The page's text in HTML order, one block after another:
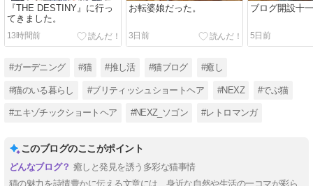
『THE DESTINY』に行っ
てきました。
13時間前
お転婆娘だった。
3日前
ブログ開設十
5日前
#ガーデニング #猫 #推し活 #猫ブログ #癒し
#猫のいる暮らし #ブリティッシュショートヘア #NEXZ #でぶ猫
#エキゾチックショートヘア #NEXZ_ソゴン #レトロマンガ
このブログのここがポイント
癒しと発見を誘う多彩な猫事情
猫の魅力を詩情豊かに伝える文章には、身近な自然や生活の一コマが彩ら